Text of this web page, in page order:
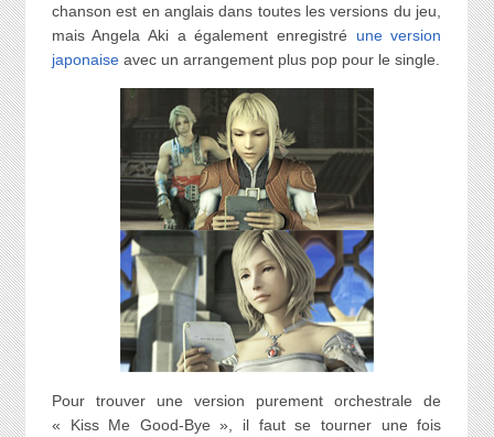
chanson est en anglais dans toutes les versions du jeu,
mais Angela Aki a également enregistré une version
japonaiseavec un arrangement plus pop pour le single.
Pour trouver une version purement orchestrale de
« Kiss Me Good-Bye », il faut se tourner une fois